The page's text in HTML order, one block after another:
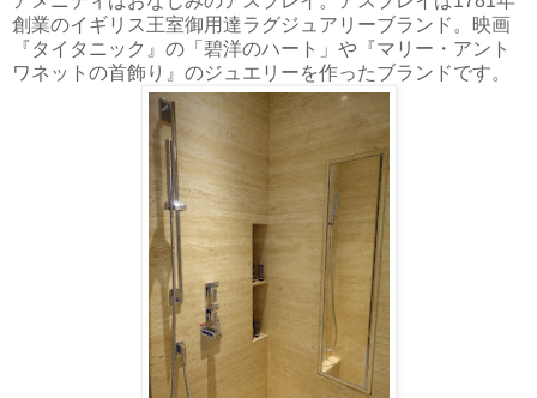
創業のイギリス王室御用達ラグジュアリーブランド。映画
『タイタニック』の「碧洋のハート」や『マリー・アント
ワネットの首飾り』のジュエリーを作ったブランドです。